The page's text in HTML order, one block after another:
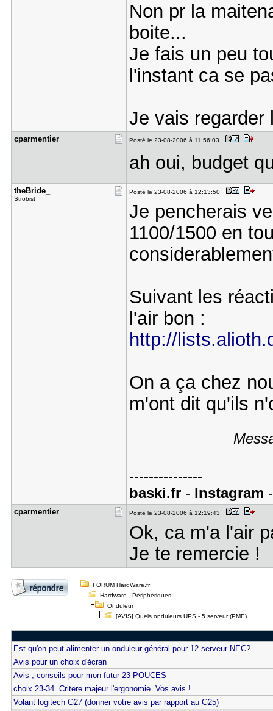
Non pr la
boite...
Je fais un peu
l'instant ca se
Je vais regarder
cparmentie​r Posté le 23-08-2006 à 11:56:03
ah oui, budget
theBride_
Strobist
Posté le 23-08-2006 à 12:13:50
Je pencherais
1100/1500 en
Suivant les
l'air bon :
http://
On a ça chez
m'ont dit qu'ils
---------------
baski.fr - Instagram
cparmentie​r Posté le 23-08-2006 à 12:19:43
Ok, ca m'a l'air
Je te remercie !
FORUM HardWare.fr
Hardware - Périphériques
Onduleur
[AVIS] Quels onduleurs UPS - 5 serveur (PME)
Est qu'on peut alimenter un onduleur général pour 12 serveur NEC?
Avis pour un choix d'écran
Avis , conseils pour mon futur 23 POUCES
choix 23-34. Critere majeur l'ergonomie. Vos avis !
Volant logitech G27 (donner votre avis par rapport au G25)